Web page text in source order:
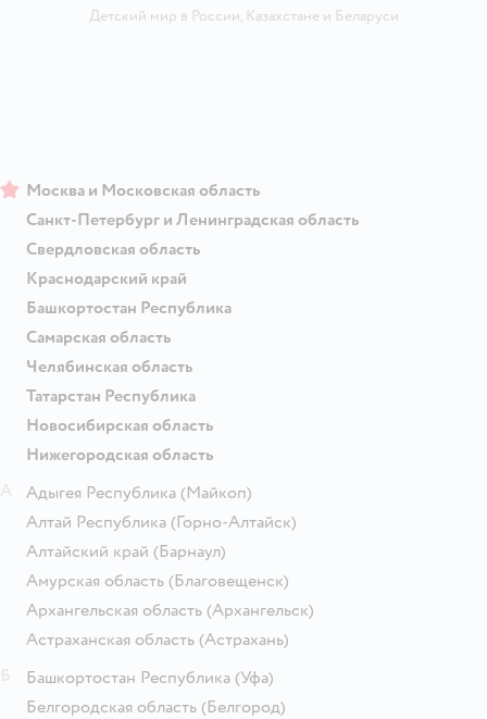
Детский мир в России, Казахстанеи Беларуси
Москва и Московская область
Санкт-Петербург и Ленинградская область
Свердловская область
Краснодарский край
Башкортостан Республика
Самарская область
Челябинская область
Татарстан Республика
Новосибирская область
Нижегородская область
Адыгея Республика (Майкоп)
Алтай Республика (Горно-Алтайск)
Алтайский край (Барнаул)
Амурская область (Благовещенск)
Архангельская область (Архангельск)
Астраханская область (Астрахань)
Башкортостан Республика (Уфа)
Белгородская область (Белгород)